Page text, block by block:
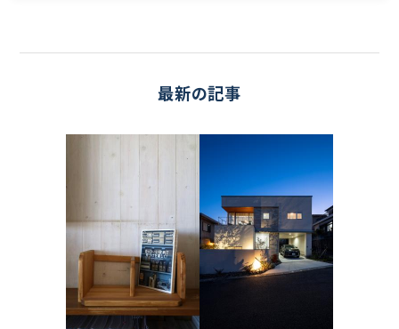
最新の記事